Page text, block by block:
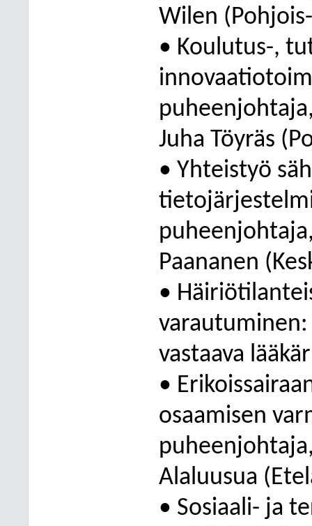
Wilen
• Koulutus-,
Juha Töyräs
• Yhteistyö
Paananen
•
vastaava
•
osaamisen
Alaluusua
• Sosiaali- ja